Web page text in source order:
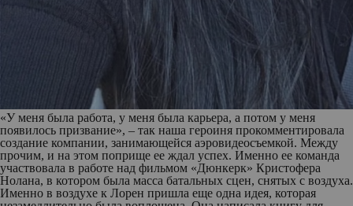
«У меня была работа, у меня была карьера, а потом у меня
появилось призвание», – так наша героиня прокомментировала
создание компании, занимающейся аэровидеосъемкой. Между
прочим, и на этом поприще ее ждал успех. Именно ее команда
участвовала в работе над фильмом «Дюнкерк» Кристофера
Нолана, в котором была масса батальных сцен, снятых с воздуха.
Именно в воздухе к Лорен пришла еще одна идея, которая